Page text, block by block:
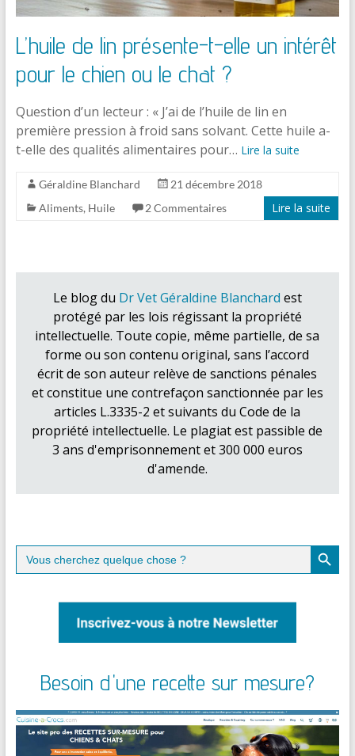
L’huile de lin présente-t-elle un intérêt
pour le chien ou le chat ?
Question d’un lecteur : « J’ai de l’huile de lin en
première pression à froid sans solvant. Cette huile a-
t-elle des qualités alimentaires pour… Lire la suite
Géraldine Blanchard
21 décembre 2018
Aliments, Huile 2 Commentaires Lire la suite
Le blog du Dr Vet Géraldine Blanchard est
protégé par les lois régissant la propriété
intellectuelle. Toute copie, même partielle, de sa
forme ou son contenu original, sans l’accord
écrit de son auteur relève de sanctions pénales
et constitue une contrefaçon sanctionnée par les
articles L.3335-2 et suivants du Code de la
propriété intellectuelle. Le plagiat est passible de
3 ans d'emprisonnement et 300 000 euros
d'amende.
Search
for:
Search Button
Besoin d'une recette sur mesure?